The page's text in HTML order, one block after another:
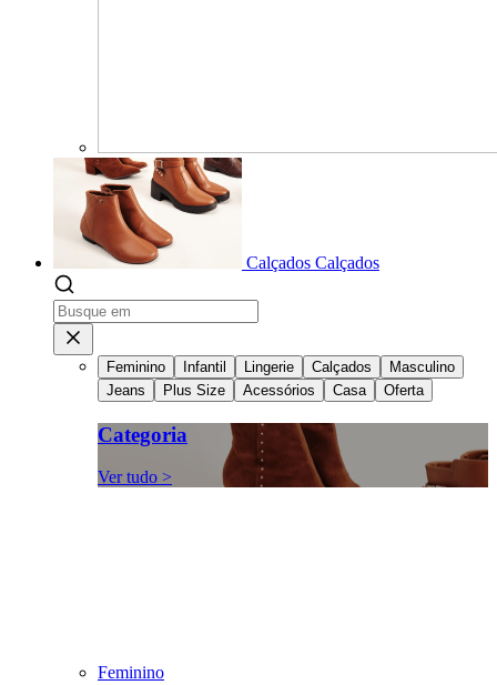
Calçados Calçados
Feminino Infantil Lingerie Calçados
Masculino
Jeans
Plus Size Acessórios Casa Oferta
Categoria
Ver tudo >
Feminino